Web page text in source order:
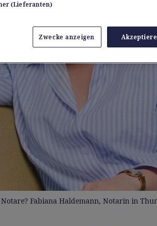
Fabiana Haldemann, Notarin in
(Lieferanten)
Zwecke anzeigen